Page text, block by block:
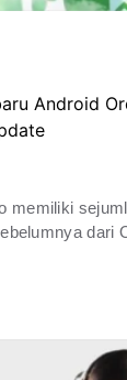
Android
memiliki
dari